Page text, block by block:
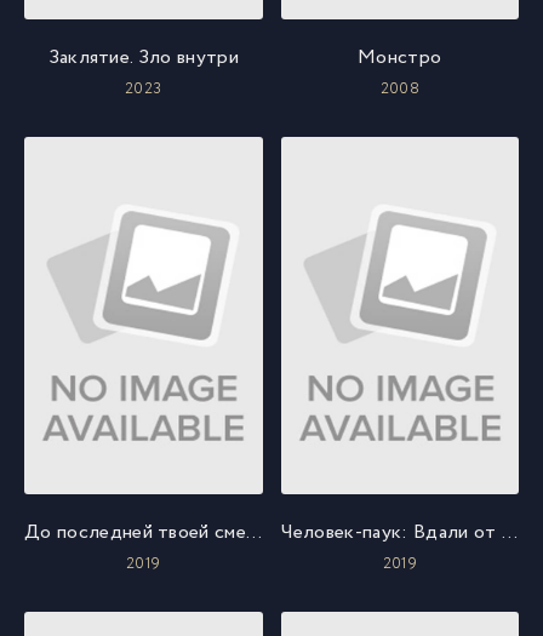
Заклятие. Зло внутри
2023
Монстро
2008
До последней твоей смерти
2019
Человек-паук: Вдали от дома
2019